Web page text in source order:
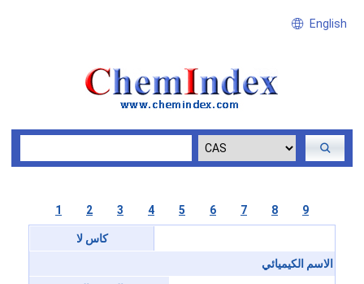
English
1 2 3 4 5 6 7 8 9
كاس لا
الاسم الكيميائي